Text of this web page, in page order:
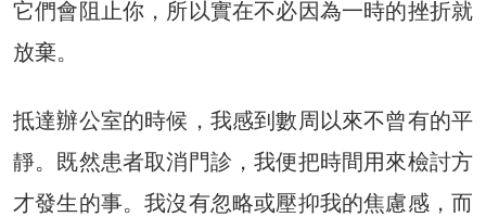
它們會阻止你，所以實在不必因為一時的挫折就
放棄。
抵達辦公室的時候，我感到數周以來不曾有的平
靜。既然患者取消門診，我便把時間用來檢討方
才發生的事。我沒有忽略或壓抑我的焦慮感，而